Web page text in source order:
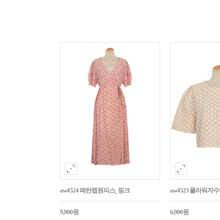
aw4524 패턴랩원피스_핑크
9,900원
aw4523 플라워자
6,900원